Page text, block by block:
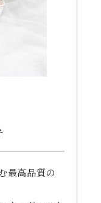
最高品質の